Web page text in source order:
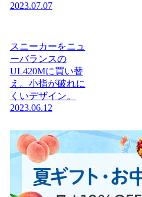
2023.07.07
スニーカーをニュ
ーバランスの
UL420Mに買い替
え。小指が破れに
くいデザイン。
2023.06.12